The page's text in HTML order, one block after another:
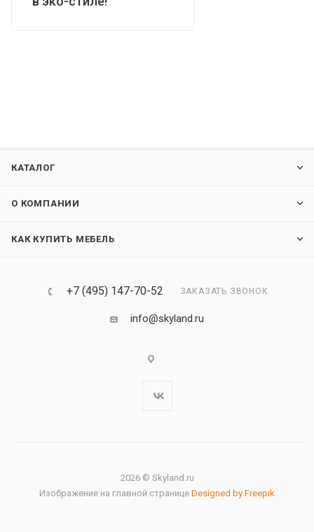
КАТАЛОГ
О КОМПАНИИ
КАК КУПИТЬ МЕБЕЛЬ
+7 (495) 147-70-52 ЗАКАЗАТЬ ЗВОНОК
info@skyland.ru
2026 © Skyland.ru
Изображение на главной странице Designed by Freepik